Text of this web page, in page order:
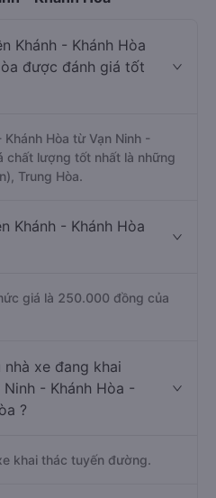
Khánh - Khánh Hòa
được đánh giá tốt
Hòa từ Vạn Ninh -
chất lượng tốt nhất là những
Trung Hòa.
Khánh - Khánh Hòa
giá là 250.000 đồng của
xe đang khai
- Khánh Hòa -
?
khai thác tuyến đường.